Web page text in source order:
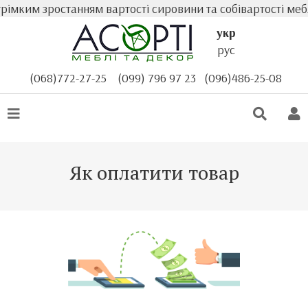
зростанням вартості сировини та собівартості
укр
рус
(068)772-27-25
(099) 796 97 23 (096)486-25-08
Як оплатити товар